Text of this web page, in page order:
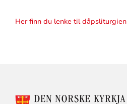
Her finn du lenke til dåpsliturgien